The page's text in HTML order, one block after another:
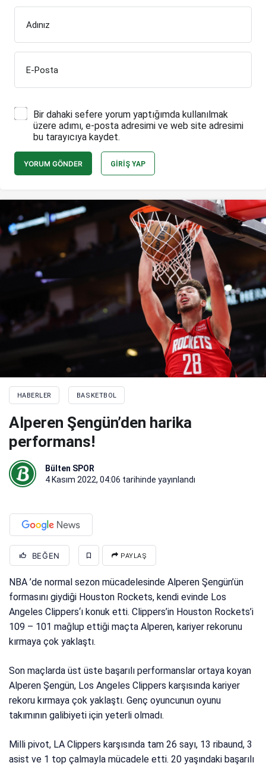
Adınız
E-Posta
Bir dahaki sefere yorum yaptığımda kullanılmak
üzere adımı, e-posta adresimi ve web site adresimi
bu tarayıcıya kaydet.
YORUM GÖNDER GIRIŞ YAP
HABERLER BASKETBOL
Alperen Şengün’den harika
performans!
Bülten SPOR
4 Kasım 2022, 04:06 tarihinde yayınlandı
BEĞEN PAYLAŞ
NBA ’de normal sezon mücadelesinde Alperen Şengün’ün
formasını giydiği Houston Rockets, kendi evinde Los
Angeles Clippers‘ı konuk etti. Clippers’in Houston Rockets’i
109 – 101 mağlup ettiği maçta Alperen, kariyer rekorunu
kırmaya çok yaklaştı.
Son maçlarda üst üste başarılı performanslar ortaya koyan
Alperen Şengün, Los Angeles Clippers karşısında kariyer
rekoru kırmaya çok yaklaştı. Genç oyuncunun oyunu
takımının galibiyeti için yeterli olmadı.
Milli pivot, LA Clippers karşısında tam 26 sayı, 13 ribaund, 3
asist ve 1 top çalmayla mücadele etti. 20 yaşındaki başarılı